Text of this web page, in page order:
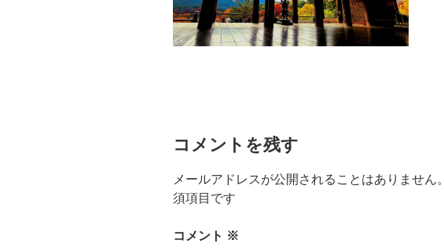
コメントを残す
メールアドレスが公開されることはありません。
須項目です
コメント ※